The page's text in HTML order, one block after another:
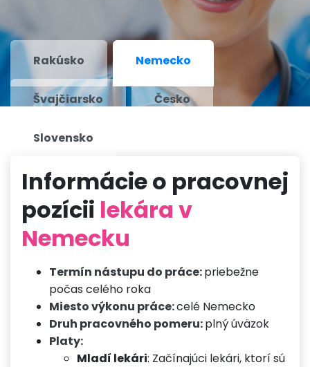
Rakúsko Nemecko
Švajčiarsko Česko
Slovensko
Informácie o pracovnej
pozícii lekára v
Nemecku
Termín nástupu do práce:priebežne
počas celého roka
Miesto výkonu práce:celé Nemecko
Druh pracovného pomeru:plný úväzok
Platy:
Mladí lekári: Začínajúci lekári, ktorí sú